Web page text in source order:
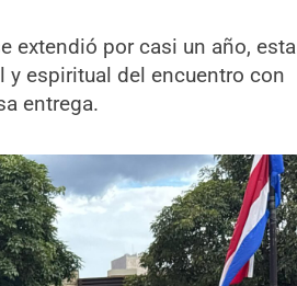
extendió por casi un año, esta
espiritual del encuentro con
entrega.